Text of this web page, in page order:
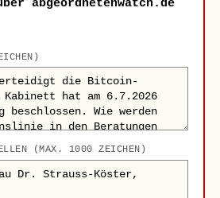
abgeordnetenwatch.de
(MAX. 1000 ZEICHEN)